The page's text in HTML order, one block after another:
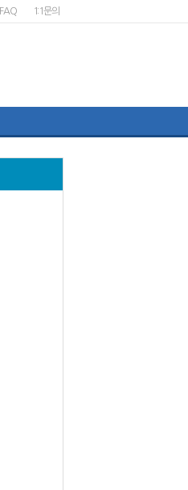
FAQ 1:1문의